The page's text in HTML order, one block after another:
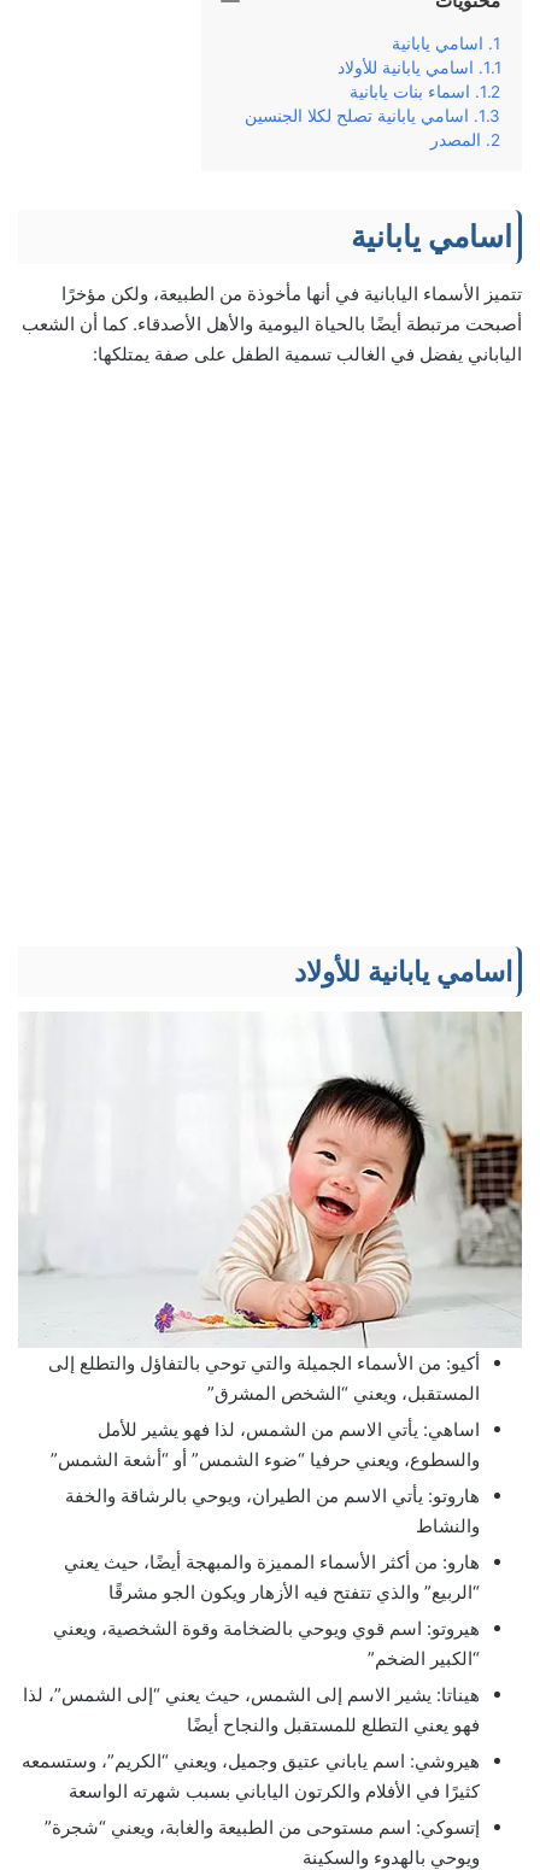
اسامي يابانية
اسامي يابانية للأولاد
اسماء بنات يابانية
اسامي يابانية تصلح لكلا الجنسين
المصدر
اسامي يابانية
تتميز الأسماء اليابانية في أنها مأخوذة من الطبيعة، ولكن مؤخرًا
أصبحت مرتبطة أيضًا بالحياة اليومية والأهل الأصدقاء. كما أن الشعب
الياباني يفضل في الغالب تسمية الطفل على صفة يمتلكها:
اسامي يابانية للأولاد
أكيو: من الأسماء الجميلة والتي توحي بالتفاؤل والتطلع إلى
المستقبل، ويعني “الشخص المشرق”
اساهي: يأتي الاسم من الشمس، لذا فهو يشير للأمل
والسطوع، ويعني حرفيا “ضوء الشمس” أو “أشعة الشمس”
هاروتو: يأتي الاسم من الطيران، ويوحي بالرشاقة والخفة
والنشاط
هارو: من أكثر الأسماء المميزة والمبهجة أيضًا، حيث يعني
“الربيع” والذي تتفتح فيه الأزهار ويكون الجو مشرقًا
هيروتو: اسم قوي ويوحي بالضخامة وقوة الشخصية، ويعني
“الكبير الضخم”
هيناتا: يشير الاسم إلى الشمس، حيث يعني “إلى الشمس”، لذا
فهو يعني التطلع للمستقبل والنجاح أيضًا
هيروشي: اسم ياباني عتيق وجميل، ويعني “الكريم”، وستسمعه
كثيرًا في الأفلام والكرتون الياباني بسبب شهرته الواسعة
إتسوكي: اسم مستوحى من الطبيعة والغابة، ويعني “شجرة”
ويوحي بالهدوء والسكينة